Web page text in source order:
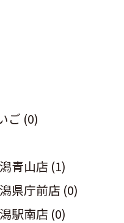
ご (0)
青山店 (1)
県庁前店 (0)
駅南店 (0)